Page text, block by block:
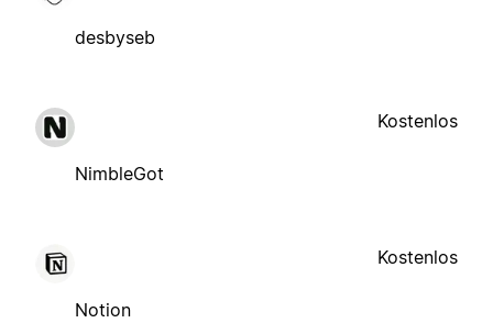
desbyseb
NimbleGot
Kostenlos
Notion
Kostenlos